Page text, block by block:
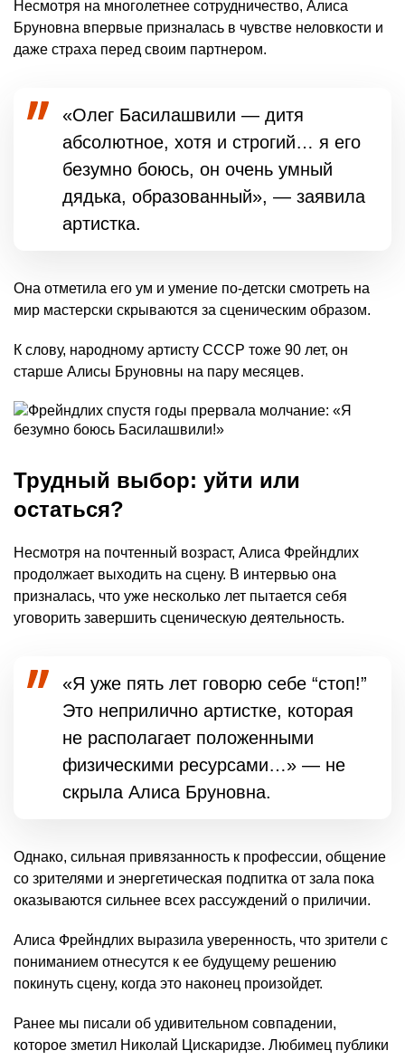
Несмотря на многолетнее сотрудничество, Алиса
Бруновна впервые призналась в чувстве неловкости и
даже страха перед своим партнером.
«Олег Басилашвили — дитя
абсолютное, хотя и строгий… я его
безумно боюсь, он очень умный
дядька, образованный», — заявила
артистка.
Она отметила его ум и умение по-детски смотреть на
мир мастерски скрываются за сценическим образом.
К слову, народному артисту СССР тоже 90 лет, он
старше Алисы Бруновны на пару месяцев.
Трудный выбор: уйти или
остаться?
Несмотря на почтенный возраст, Алиса Фрейндлих
продолжает выходить на сцену. В интервью она
призналась, что уже несколько лет пытается себя
уговорить завершить сценическую деятельность.
«Я уже пять лет говорю себе “стоп!”
Это неприлично артистке, которая
не располагает положенными
физическими ресурсами…» — не
скрыла Алиса Бруновна.
Однако, сильная привязанность к профессии, общение
со зрителями и энергетическая подпитка от зала пока
оказываются сильнее всех рассуждений о приличии.
Алиса Фрейндлих выразила уверенность, что зрители с
пониманием отнесутся к ее будущему решению
покинуть сцену, когда это наконец произойдет.
Ранее мы писали об удивительном совпадении,
которое зметил Николай Цискаридзе. Любимец публики